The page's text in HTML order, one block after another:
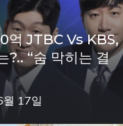
억 JTBC Vs KBS,
?.. “숨 막히는 결
17일